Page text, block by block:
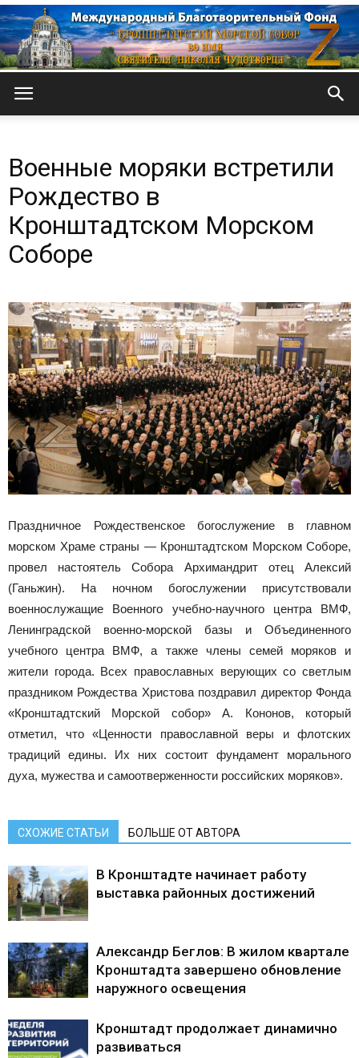
Морской
Военные моряки встретили
Рождество в
Кронштадтском Морском
Соборе
Праздничное Рождественское богослужение в главном
морском Храме страны — Кронштадтском Морском Соборе,
провел настоятель Собора Архимандрит отец Алексий
(Ганьжин). На ночном богослужении присутствовали
военнослужащие Военного учебно-научного центра ВМФ,
Ленинградской военно-морской базы и Объединенного
учебного центра ВМФ, а также члены семей моряков и
жители города. Всех православных верующих со светлым
праздником Рождества Христова поздравил директор Фонда
«Кронштадтский Морской собор» А. Кононов, который
отметил, что «Ценности православной веры и флотских
традиций едины. Их них состоит фундамент морального
духа, мужества и самоотверженности российских моряков».
СХОЖИЕ СТАТЬИ БОЛЬШЕ ОТ АВТОРА
В Кронштадте начинает работу
выставка районных достижений
Александр Беглов: В жилом квартале
Кронштадта завершено обновление
наружного освещения
Кронштадт продолжает динамично
развиваться